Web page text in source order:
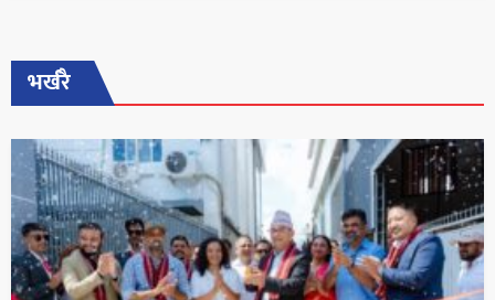
भर्खरै